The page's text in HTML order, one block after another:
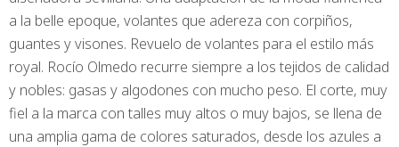
a la belle epoque, volantes que adereza con corpiños,
guantes y visones. Revuelo de volantes para el estilo más
royal. Rocío Olmedo recurre siempre a los tejidos de calidad
y nobles: gasas y algodones con mucho peso. El corte, muy
fiel a la marca con talles muy altos o muy bajos, se llena de
una amplia gama de colores saturados, desde los azules a